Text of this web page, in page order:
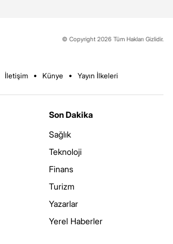
© Copyright 2026 Tüm Hakları Gizlidir.
İletişim Künye Yayın İlkeleri
Son Dakika
Sağlık
Teknoloji
Finans
Turizm
Yazarlar
Yerel Haberler